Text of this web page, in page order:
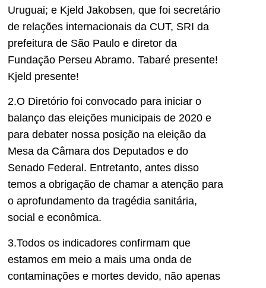
Uruguai; e Kjeld Jakobsen, que foi secretário
de relações internacionais da CUT, SRI da
prefeitura de São Paulo e diretor da
Fundação Perseu Abramo. Tabaré presente!
Kjeld presente!
2.O Diretório foi convocado para iniciar o
balanço das eleições municipais de 2020 e
para debater nossa posição na eleição da
Mesa da Câmara dos Deputados e do
Senado Federal. Entretanto, antes disso
temos a obrigação de chamar a atenção para
o aprofundamento da tragédia sanitária,
social e econômica.
3.Todos os indicadores confirmam que
estamos em meio a mais uma onda de
contaminações e mortes devido, não apenas